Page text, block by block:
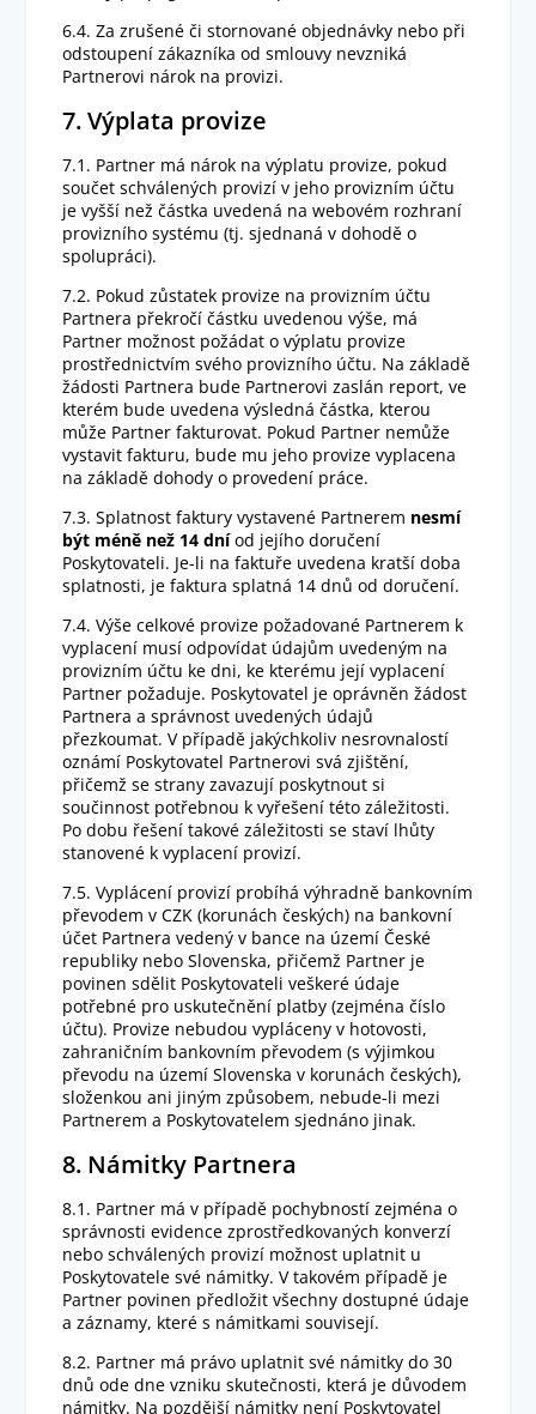
6.4. Za zrušené či stornované objednávky nebo při
odstoupení zákazníka od smlouvy nevzniká
Partnerovi nárok na provizi.
7. Výplata provize
7.1. Partner má nárok na výplatu provize, pokud
součet schválených provizí v jeho provizním účtu
je vyšší než částka uvedená na webovém rozhraní
provizního systému (tj. sjednaná v dohodě o
spolupráci).
7.2. Pokud zůstatek provize na provizním účtu
Partnera překročí částku uvedenou výše, má
Partner možnost požádat o výplatu provize
prostřednictvím svého provizního účtu. Na základě
žádosti Partnera bude Partnerovi zaslán report, ve
kterém bude uvedena výsledná částka, kterou
může Partner fakturovat. Pokud Partner nemůže
vystavit fakturu, bude mu jeho provize vyplacena
na základě dohody o provedení práce.
7.3. Splatnost faktury vystavené Partnerem nesmí
být méně než 14 dníod jejího doručení
Poskytovateli. Je-li na faktuře uvedena kratší doba
splatnosti, je faktura splatná 14 dnů od doručení.
7.4. Výše celkové provize požadované Partnerem k
vyplacení musí odpovídat údajům uvedeným na
provizním účtu ke dni, ke kterému její vyplacení
Partner požaduje. Poskytovatel je oprávněn žádost
Partnera a správnost uvedených údajů
přezkoumat. V případě jakýchkoliv nesrovnalostí
oznámí Poskytovatel Partnerovi svá zjištění,
přičemž se strany zavazují poskytnout si
součinnost potřebnou k vyřešení této záležitosti.
Po dobu řešení takové záležitosti se staví lhůty
stanovené k vyplacení provizí.
7.5. Vyplácení provizí probíhá výhradně bankovním
převodem v CZK (korunách českých) na bankovní
účet Partnera vedený v bance na území České
republiky nebo Slovenska, přičemž Partner je
povinen sdělit Poskytovateli veškeré údaje
potřebné pro uskutečnění platby (zejména číslo
účtu). Provize nebudou vypláceny v hotovosti,
zahraničním bankovním převodem (s výjimkou
převodu na území Slovenska v korunách českých),
složenkou ani jiným způsobem, nebude-li mezi
Partnerem a Poskytovatelem sjednáno jinak.
8. Námitky Partnera
8.1. Partner má v případě pochybností zejména o
správnosti evidence zprostředkovaných konverzí
nebo schválených provizí možnost uplatnit u
Poskytovatele své námitky. V takovém případě je
Partner povinen předložit všechny dostupné údaje
a záznamy, které s námitkami souvisejí.
8.2. Partner má právo uplatnit své námitky do 30
dnů ode dne vzniku skutečnosti, která je důvodem
námitky. Na pozdější námitky není Poskytovatel